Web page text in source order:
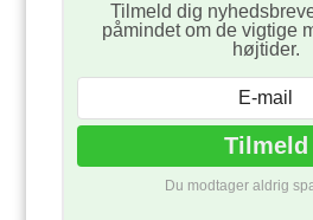
Tilmeld dig
påmindet om de vigtige
højtider.
Du modtager aldrig